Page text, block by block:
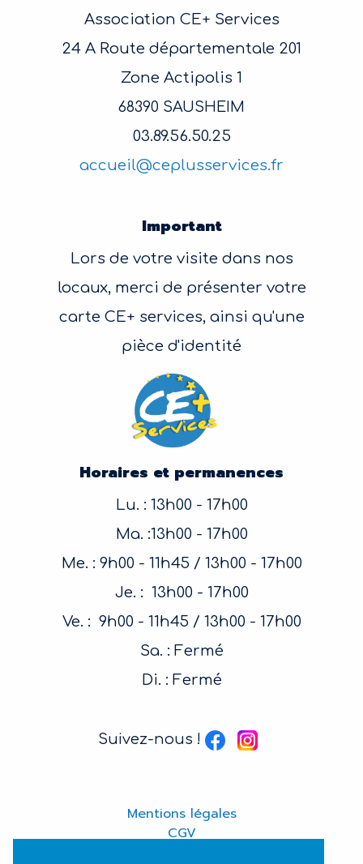
Association CE+ Services
24 A Route départementale 201
Zone Actipolis 1
68390 SAUSHEIM
03.89.56.50.25
accueil@ceplusservices.fr
Important
Lors de votre visite dans nos
locaux, merci de présenter votre
carte CE+ services, ainsi qu'une
pièce d'identité
Horaires et permanences
Lu. : 13h00 - 17h00
Ma. :13h00 - 17h00
Me. : 9h00 - 11h45 / 13h00 - 17h00
Je. : 13h00 - 17h00
Ve. : 9h00 - 11h45 / 13h00 - 17h00
Sa. : Fermé
Di. : Fermé
Suivez-nous !
Mentions légales
CGV